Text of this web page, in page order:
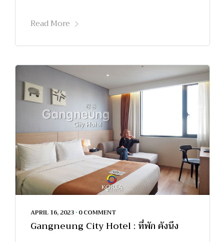
Read More
APRIL 16, 2023 • 0 COMMENT
Gangneung City Hotel : ที่พัก คังนึง